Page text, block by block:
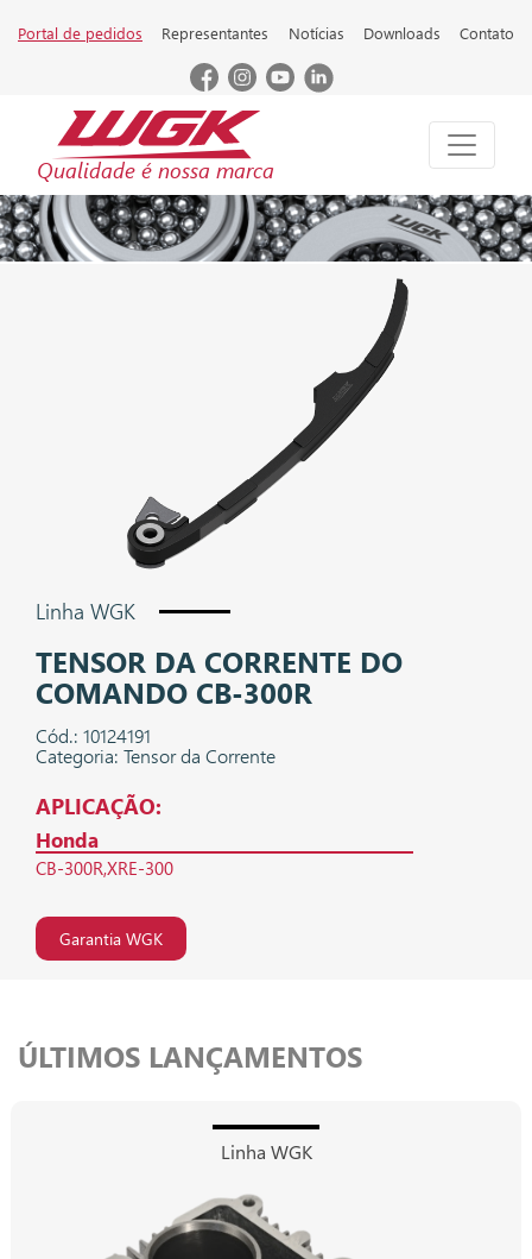
Portal de pedidos Representantes Notícias Downloads Contato
Qualidade é nossa marca
Linha WGK
TENSOR DA CORRENTE DO
COMANDO CB-300R
Cód.: 10124191
Categoria: Tensor da Corrente
APLICAÇÃO:
Honda
CB-300RXRE-300
Garantia WGK
ÚLTIMOS LANÇAMENTOS
Linha WGK